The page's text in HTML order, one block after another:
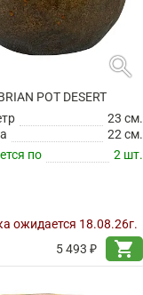
search
POT DESERT
23 см.
22 см.
по
2 шт.
ожидается 18.08.26г.
5 493 ₽
shopping_cart